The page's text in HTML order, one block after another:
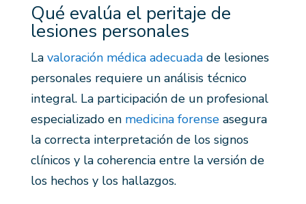
Qué evalúa el peritaje de
lesiones personales
La valoración médica adecuadade lesiones
personales requiere un análisis técnico
integral. La participación de un profesional
especializado en medicina forenseasegura
la correcta interpretación de los signos
clínicos y la coherencia entre la versión de
los hechos y los hallazgos.